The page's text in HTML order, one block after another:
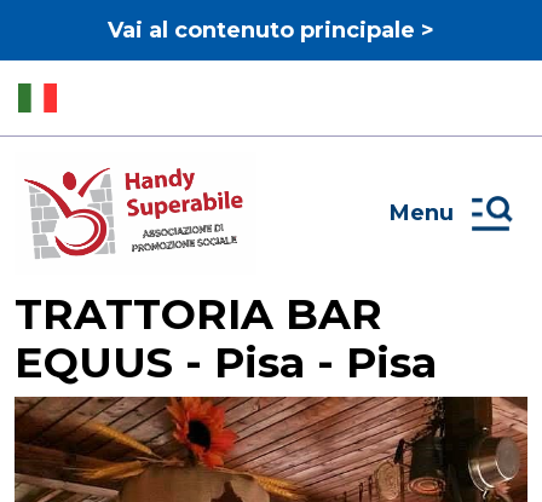
Vai al contenuto principale >
Menu
TRATTORIA BAR
EQUUS - Pisa - Pisa